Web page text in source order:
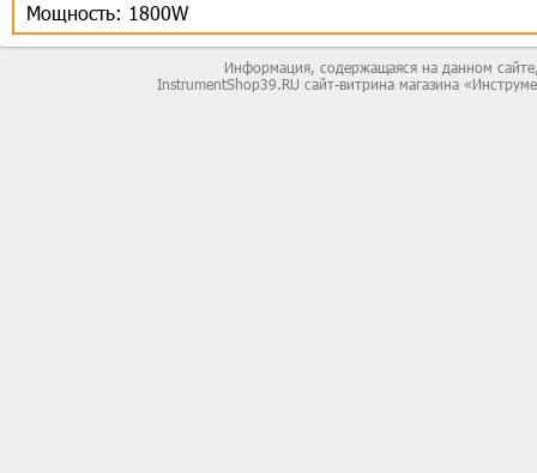
Мощность: 1800W
Информация, содержащаяся на данном
InstrumentShop39.RU сайт-витрина магазина